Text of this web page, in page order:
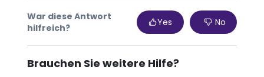
War diese Antwort
hilfreich?
Yes No
Brauchen Sie weitere Hilfe?